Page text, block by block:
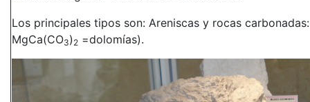
Los principales tipos son: Areniscas y rocas
MgCa(CO3) 2 =dolomías).